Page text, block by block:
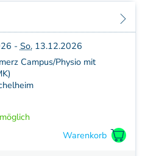
Gerät
Education
- So.13.12.2026
Campus/Physio mit